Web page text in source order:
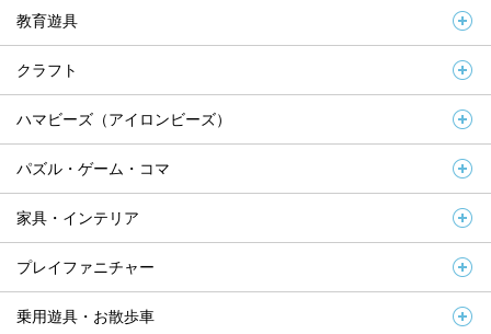
教育遊具
クラフト
ハマビーズ（アイロンビーズ）
パズル・ゲーム・コマ
家具・インテリア
プレイファニチャー
乗用遊具・お散歩車